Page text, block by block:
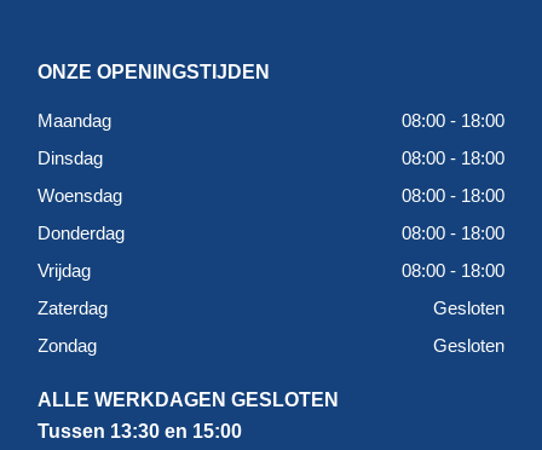
ONZE OPENINGSTIJDEN
Maandag
08:00 - 18:00
Dinsdag
08:00 - 18:00
Woensdag
08:00 - 18:00
Donderdag
08:00 - 18:00
Vrijdag
08:00 - 18:00
Zaterdag
Gesloten
Zondag
Gesloten
ALLE WERKDAGEN GESLOTEN
Tussen 13:30 en 15:00